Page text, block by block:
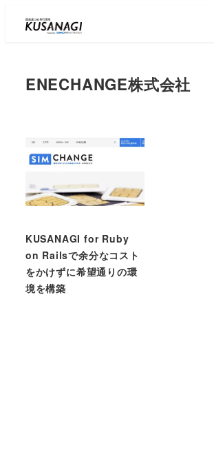
Skip
ENECHANGE株式会社
KUSANAGI for Ruby
on Railsで余分なコスト
をかけずに希望通りの環
境を構築